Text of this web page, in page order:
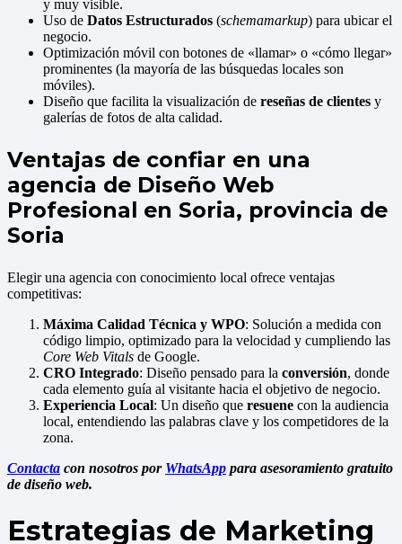
y muy visible.
Uso de Datos Estructurados (schemamarkup) para ubicar el
negocio.
Optimización móvil con botones de «llamar» o «cómo llegar»
prominentes (la mayoría de las búsquedas locales son
móviles).
Diseño que facilita la visualización de reseñas de clientes y
galerías de fotos de alta calidad.
Ventajas de confiar en una
agencia de Diseño Web
Profesional en Soria, provincia de
Soria
Elegir una agencia con conocimiento local ofrece ventajas
competitivas:
Máxima Calidad Técnica y WPO: Solución a medida con
código limpio, optimizado para la velocidad y cumpliendo las
Core Web Vitals de Google.
CRO Integrado: Diseño pensado para la conversión, donde
cada elemento guía al visitante hacia el objetivo de negocio.
Experiencia Local: Un diseño que resuene con la audiencia
local, entendiendo las palabras clave y los competidores de la
zona.
Contacta con nosotros por WhatsApp para asesoramiento gratuito
de diseño web.
Estrategias de Marketing